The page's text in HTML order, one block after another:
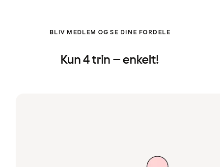
BLIV MEDLEM OG SE DINE FORDELE
Kun 4 trin – enkelt!